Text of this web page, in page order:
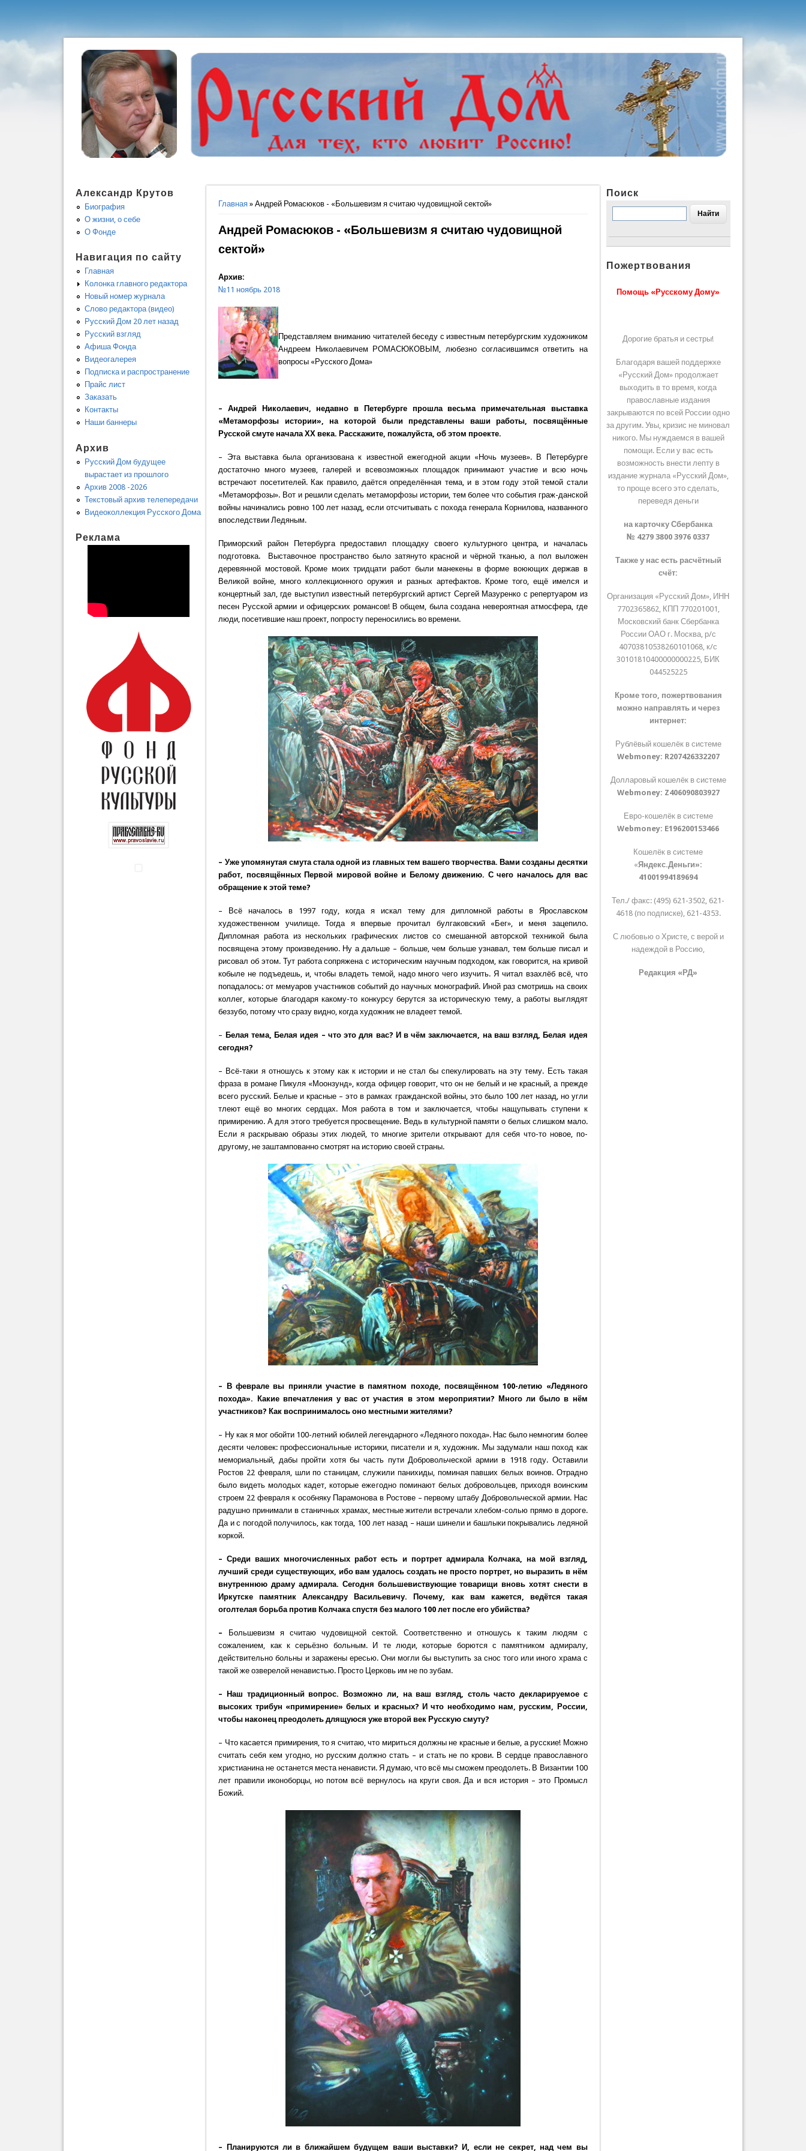
Вы здесь
Главная » Андрей Ромасюков - «Большевизм я считаю чудовищной сектой»
Андрей Ромасюков - «Большевизм я считаю чудовищной
сектой»
Архив:
№11 ноябрь 2018
Представляем вниманию читателей беседу с известным петербургским художником
Андреем Николаевичем РОМАСЮКОВЫМ, любезно согласившимся ответить на
вопросы «Русского Дома»
– Андрей Николаевич, недавно в Петербурге прошла весьма примечательная выставка
«Метаморфозы истории», на которой были представлены ваши работы, посвящённые
Русской смуте начала ХХ века. Расскажите, пожалуйста, об этом проекте.
– Эта выставка была организована к известной ежегодной акции «Ночь музеев». В Петербурге
достаточно много музеев, галерей и всевозможных площадок принимают участие и всю ночь
встречают посетителей. Как правило, даётся определённая тема, и в этом году этой темой стали
«Метаморфозы». Вот и решили сделать метаморфозы истории, тем более что события граж-данской
войны начинались ровно 100 лет назад, если отсчитывать с похода генерала Корнилова, названного
впоследствии Ледяным.
Приморский район Петербурга предоставил площадку своего культурного центра, и началась
подготовка. Выставочное пространство было затянуто красной и чёрной тканью, а пол выложен
деревянной мостовой. Кроме моих тридцати работ были манекены в форме воюющих держав в
Великой войне, много коллекционного оружия и разных артефактов. Кроме того, ещё имелся и
концертный зал, где выступил известный петербургский артист Сергей Мазуренко с репертуаром из
песен Русской армии и офицерских романсов! В общем, была создана невероятная атмосфера, где
люди, посетившие наш проект, попросту переносились во времени.
– Уже упомянутая смута стала одной из главных тем вашего творчества. Вами созданы десятки
работ, посвящённых Первой мировой войне и Белому движению. С чего началось для вас
обращение к этой теме?
– Всё началось в 1997 году, когда я искал тему для дипломной работы в Ярославском
художественном училище. Тогда я впервые прочитал булгаковский «Бег», и меня зацепило.
Дипломная работа из нескольких графических листов со смешанной авторской техникой была
посвящена этому произведению. Ну а дальше – больше, чем больше узнавал, тем больше писал и
рисовал об этом. Тут работа сопряжена с историческим научным подходом, как говорится, на кривой
кобыле не подъедешь, и, чтобы владеть темой, надо много чего изучить. Я читал взахлёб всё, что
попадалось: от мемуаров участников событий до научных монографий. Иной раз смотришь на своих
коллег, которые благодаря какому-то конкурсу берутся за историческую тему, а работы выглядят
беззубо, потому что сразу видно, когда художник не владеет темой.
– Белая тема, Белая идея – что это для вас? И в чём заключается, на ваш взгляд, Белая идея
сегодня?
– Всё-таки я отношусь к этому как к истории и не стал бы спекулировать на эту тему. Есть такая
фраза в романе Пикуля «Моонзунд», когда офицер говорит, что он не белый и не красный, а прежде
всего русский. Белые и красные – это в рамках гражданской войны, это было 100 лет назад, но угли
тлеют ещё во многих сердцах. Моя работа в том и заключается, чтобы нащупывать ступени к
примирению. А для этого требуется просвещение. Ведь в культурной памяти о белых слишком мало.
Если я раскрываю образы этих людей, то многие зрители открывают для себя что-то новое, по-
другому, не заштампованно смотрят на историю своей страны.
– В феврале вы приняли участие в памятном походе, посвящённом 100-летию «Ледяного
похода». Какие впечатления у вас от участия в этом мероприятии? Много ли было в нём
участников? Как воспринималось оно местными жителями?
– Ну как я мог обойти 100-летний юбилей легендарного «Ледяного похода». Нас было немногим более
десяти человек: профессиональные историки, писатели и я, художник. Мы задумали наш поход как
мемориальный, дабы пройти хотя бы часть пути Добровольческой армии в 1918 году. Оставили
Ростов 22 февраля, шли по станицам, служили панихиды, поминая павших белых воинов. Отрадно
было видеть молодых кадет, которые ежегодно поминают белых добровольцев, приходя воинским
строем 22 февраля к особняку Парамонова в Ростове – первому штабу Добровольческой армии. Нас
радушно принимали в станичных храмах, местные жители встречали хлебом-солью прямо в дороге.
Да и с погодой получилось, как тогда, 100 лет назад – наши шинели и башлыки покрывались ледяной
коркой.
– Среди ваших многочисленных работ есть и портрет адмирала Колчака, на мой взгляд,
лучший среди существующих, ибо вам удалось создать не просто портрет, но выразить в нём
внутреннюю драму адмирала. Сегодня большевиствующие товарищи вновь хотят снести в
Иркутске памятник Александру Васильевичу. Почему, как вам кажется, ведётся такая
оголтелая борьба против Колчака спустя без малого 100 лет после его убийства?
–
Большевизм я считаю чудовищной сектой. Соответственно и отношусь к таким людям с
сожалением, как к серьёзно больным. И те люди, которые борются с памятником адмиралу,
действительно больны и заражены ересью. Они могли бы выступить за снос того или иного храма с
такой же озверелой ненавистью. Просто Церковь им не по зубам.
– Наш традиционный вопрос. Возможно ли, на ваш взгляд, столь часто декларируемое с
высоких трибун «примирение» белых и красных? И что необходимо нам, русским, России,
чтобы наконец преодолеть длящуюся уже второй век Русскую смуту?
– Что касается примирения, то я считаю, что мириться должны не красные и белые, а русские! Можно
считать себя кем угодно, но русским должно стать – и стать не по крови. В сердце православного
христианина не останется места ненависти. Я думаю, что всё мы сможем преодолеть. В Византии 100
лет правили иконоборцы, но потом всё вернулось на круги своя. Да и вся история – это Промысл
Божий.
– Планируются ли в ближайшем будущем ваши выставки? И, если не секрет, над чем вы
Александр Крутов
Биография
О жизни, о себе
О Фонде
Навигация по сайту
Главная
Колонка главного редактора
Новый номер журнала
Слово редактора (видео)
Русский Дом 20 лет назад
Русский взгляд
Афиша Фонда
Видеогалерея
Подписка и распространение
Прайс лист
Заказать
Контакты
Наши баннеры
Архив
Русский Дом будущее
вырастает из прошлого
Архив 2008 -2026
Текстовый архив телепередачи
Видеоколлекция Русского Дома
Реклама
Поиск
Пожертвования
Помощь «Русскому Дому»
Дорогие братья и сестры!
Благодаря вашей поддержке
«Русский Дом» продолжает
выходить в то время, когда
православные издания
закрываются по всей России одно
за другим. Увы, кризис не миновал
никого. Мы нуждаемся в вашей
помощи. Если у вас есть
возможность внести лепту в
издание журнала «Русский Дом»,
то проще всего это сделать,
переведя деньги
на карточку Сбербанка
№ 4279 3800 3976 0337
Также у нас есть расчётный
счёт:
Организация «Русский Дом», ИНН
7702365862, КПП 770201001,
Московский банк Сбербанка
России ОАО г. Москва, р/с
40703810538260101068, к/с
30101810400000000225, БИК
044525225
Кроме того, пожертвования
можно направлять и через
интернет:
Рублёвый кошелёк в системе
Webmoney: R207426332207
Долларовый кошелёк в системе
Webmoney: Z406090803927
Евро-кошелёк в системе
Webmoney: E196200153466
Кошелёк в системе
«Яндекс.Деньги»:
41001994189694
Тел./ факс: (495) 621-3502, 621-
4618 (по подписке), 621-4353.
С любовью о Христе, с верой и
надеждой в Россию,
Редакция «РД»